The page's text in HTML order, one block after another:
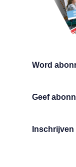
Word
Geef